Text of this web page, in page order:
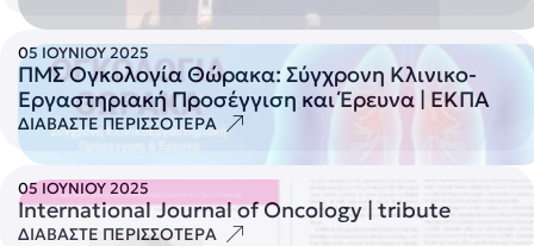
05 ΙΟΥΝΙΟΥ 2025
ΠΜΣ Ογκολογία Θώρακα: Σύγχρονη Κλινικο-
Εργαστηριακή Προσέγγιση και Έρευνα | ΕΚΠΑ
ΔΙΑΒΑΣΤΕ ΠΕΡΙΣΣΟΤΕΡΑ
05 ΙΟΥΝΙΟΥ 2025
International Journal of Oncology | tribute
ΔΙΑΒΑΣΤΕ ΠΕΡΙΣΣΟΤΕΡΑ